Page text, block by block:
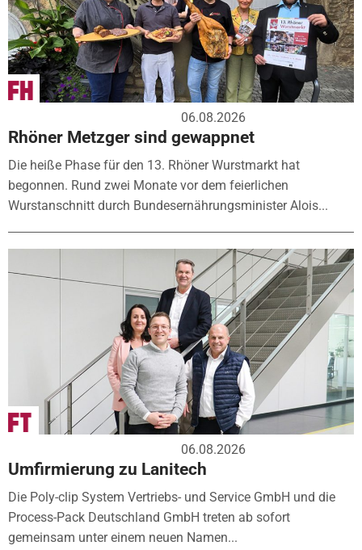
06.08.2026
Rhöner Metzger sind gewappnet
Die heiße Phase für den 13. Rhöner Wurstmarkt hat
begonnen. Rund zwei Monate vor dem feierlichen
Wurstanschnitt durch Bundesernährungsminister Alois...
06.08.2026
Umfirmierung zu Lanitech
Die Poly-clip System Vertriebs- und Service GmbH und die
Process-Pack Deutschland GmbH treten ab sofort
gemeinsam unter einem neuen Namen...